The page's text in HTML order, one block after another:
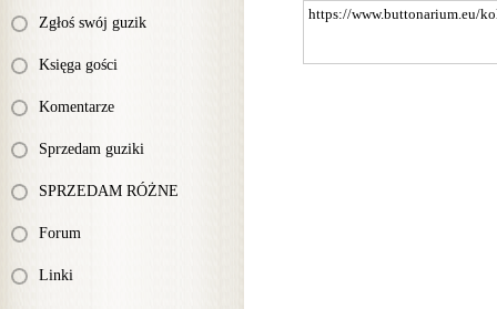
Zgłoś swój guzik
Księga gości
Komentarze
Sprzedam guziki
SPRZEDAM RÓŻNE
Forum
Linki